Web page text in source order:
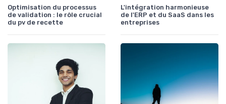
Optimisation du processus
de validation : le rôle crucial
du pv de recette
L'intégration harmonieuse
de l'ERP et du SaaS dans les
entreprises